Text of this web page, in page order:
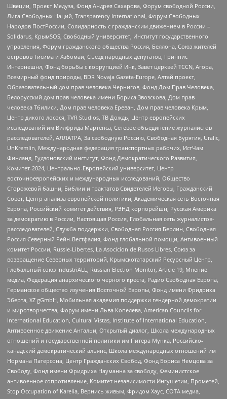
Швеции, Проект Медуза, Фонд Андрея Сахарова, Форум свободной России,
Лига Свободных Наций, Transparеncy International, Форум Свободных
Народов ПостРоссии, Солидарность с гражданским движением в России –
Solidarus, КрымSOS, Свободный университет, Институт государственного
управления, Форум гражданского общества Россия, Беллона, Союз жителей
островов Тисима и Хабомаи, Съезд народных депутатов, Гринпис
Интернешнл, Фонд борьбы с коррупцией Инк, Завет церквей TCCN, Агора,
Всемирный фонд природы, BDR Novaja Gazeta-Europe, Алтай проект,
Образовательный дом прав человека Чернигов, Фонд Дом Прав Человека,
Белорусский дом прав человека имени Бориса Звозскова, Дом прав
человека Тбилиси, Дом прав человека Ереван, Дом прав человека Крым,
Центр дикого лосося, TVR Studios, ТВ Дождь, Центр европейских
исследований им Вилфрида Мартенса, Сетевое объединение журналистов
расследователей, АЛЛАТРА, За свободную Россию, Свободная Бурятия, Uralic,
UnKremlin, Международная федерация транспортных рабочих, ИстЧам
Финланд, Гудзоновский институт, Фонд Демократического Развития,
Комитет-2024, Центрально-Европейский университет, Центр
восточноевропейских и международных исследований, Общество
Сторожевой башни, Библии и трактатов Свидетелей Иеговы, Гражданский
Совет, Центр анализа европейской политики, Академическая сеть Восточная
Европа, Российский комитет действия, РЭНД корпорейшн, Русская Америка
за демократию в России, Настоящая Россия, Глобальная сеть журналистов-
расследователей, Служба поддержки, Свободная Россия Берлин, Свободная
Россия Северный Рейн-Вестфалия, Фонд глобальной помощи, Антивоенный
комитет России, Russie-Libertes, La Asocicion de Rusos Libres, Союз за
возвращение Северных территорий, Крымскотатарский Ресурсный Центр,
Глобальный союз IndustriALL, Russian Election Monitor, Article 19, Мнение
медиа, Федерация анархического черного креста, Радио Свободная Европа,
Германское общество изучения Восточной Европы, Фонд имени Фридриха
Эберта, XZ gGmbH, Мобильная академия поддержки гендерной демократии
и миротворчества, Форум имени Льва Копелева, American Councils for
International Education, Cultural Vistas, Institute of International Education,
Антивоенное движение Антальи, Открытый диалог, Школа международных
отношений и государственной политики им Питера Мунка, Российско-
канадский демократический альянс, Школа международных отношений им
Нормана Патерсона, Центр Гражданских Свобод, Фонд Бориса Немцова за
Свободу, Фонд имени Фридриха Науманна за свободу, Феминистское
антивоенное сопротивление, Комитет независимости Ингушетии, Прометей,
Stop Occupation of Karelia, Вернись живым, Фридом Хаус, СОТА медиа,